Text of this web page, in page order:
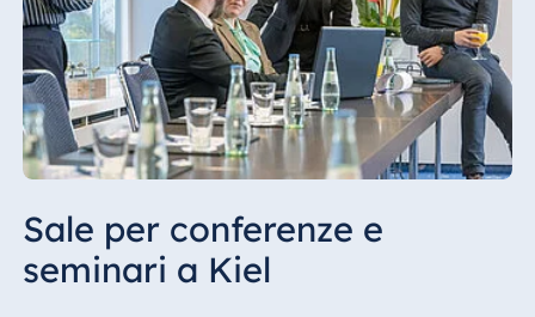
Sale per conferenze e
seminari a Kiel